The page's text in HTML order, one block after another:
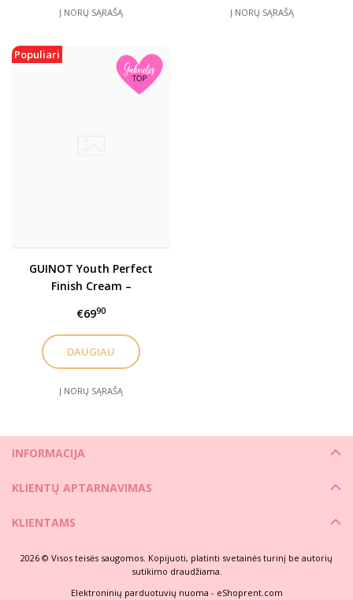
Į NORŲ SĄRAŠĄ Į NORŲ SĄRAŠĄ
Populiari
GUINOT Youth Perfect
Finish Cream –
kremas su spalva SPF50,
30 ml
€6990
DAUGIAU
Į NORŲ SĄRAŠĄ
INFORMACIJA
KLIENTŲ APTARNAVIMAS
KLIENTAMS
2026 © Visos teisės saugomos. Kopijuoti, platinti svetainės turinį be autorių
sutikimo draudžiama.
Elektroninių parduotuvių nuoma - eShoprent.com